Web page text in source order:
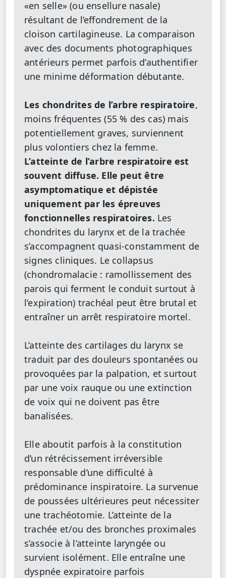
«en selle» (ou ensellure nasale)
résultant de l’effondrement de la
cloison cartilagineuse. La comparaison
avec des documents photographiques
antérieurs permet parfois d’authentifier
une minime déformation débutante.
Les chondrites de l’arbre respiratoire,
moins fréquentes (55 % des cas) mais
potentiellement graves, surviennent
plus volontiers chez la femme.
L’atteinte de l’arbre respiratoire est
souvent diffuse. Elle peut être
asymptomatique et dépistée
uniquement par les épreuves
fonctionnelles respiratoires. Les
chondrites du larynx et de la trachée
s’accompagnent quasi-constamment de
signes cliniques. Le collapsus
(chondromalacie : ramollissement des
parois qui ferment le conduit surtout à
l’expiration) trachéal peut être brutal et
entraîner un arrêt respiratoire mortel.
L’atteinte des cartilages du larynx se
traduit par des douleurs spontanées ou
provoquées par la palpation, et surtout
par une voix rauque ou une extinction
de voix qui ne doivent pas être
banalisées.
Elle aboutit parfois à la constitution
d’un rétrécissement irréversible
responsable d’une difficulté à
prédominance inspiratoire. La survenue
de poussées ultérieures peut nécessiter
une trachéotomie. L’atteinte de la
trachée et/ou des bronches proximales
s’associe à l’atteinte laryngée ou
survient isolément. Elle entraîne une
dyspnée expiratoire parfois